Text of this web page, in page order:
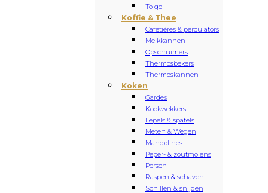
To go
Koffie & Thee
Cafetières & perculators
Melkkannen
Opschuimers
Thermosbekers
Thermoskannen
Koken
Gardes
Kookwekkers
Lepels & spatels
Meten & Wegen
Mandolines
Peper- & zoutmolens
Persen
Raspen & schaven
Schillen & snijden